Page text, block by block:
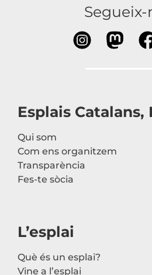
Segueix-
Esplais Catalans,
Qui som
Com ens organitzem
Transparència
Fes-te sòcia
L’esplai
Què és un esplai?
Vine a l’esplai